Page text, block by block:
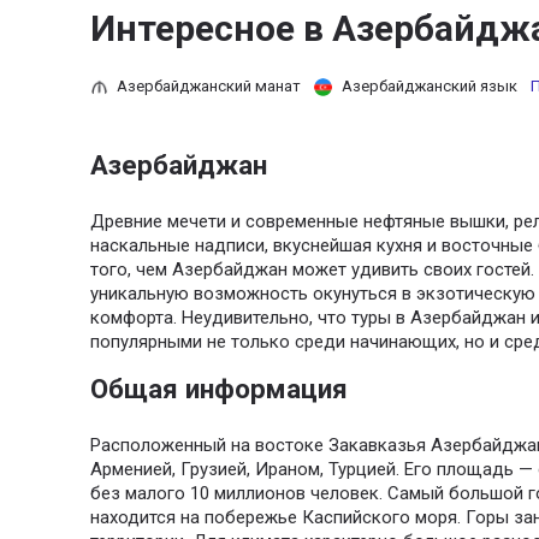
Интересное в
Азербайджанский манат Азербайджанский язык
Азербайджан
Древние мечети и современные нефтяные вышки,
наскальные надписи, вкуснейшая кухня и
того, чем Азербайджан может удивить своих
уникальную возможность окунуться в
комфорта. Неудивительно, что туры в Азербайджан
популярными не только среди начинающих, но и
Общая информация
Расположенный на востоке Закавказья
Арменией, Грузией, Ираном, Турцией. Его площадь
без малого 10 миллионов человек. Самый большой
находится на побережье Каспийского моря. Горы